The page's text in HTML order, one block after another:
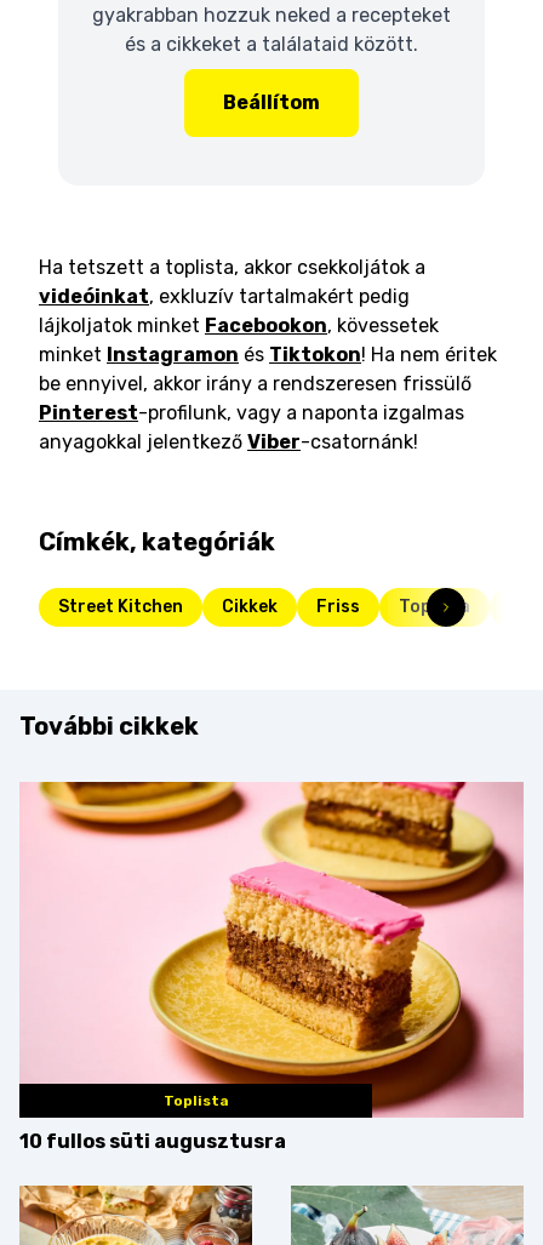
gyakrabban hozzuk neked a recepteket
és a cikkeket a találataid között.
Beállítom
Ha tetszett a toplista, akkor csekkoljátok a
videóinkat, exkluzív tartalmakért pedig
lájkoljatok minket Facebookon, kövessetek
minket Instagramon és Tiktokon! Ha nem éritek
be ennyivel, akkor irány a rendszeresen frissülő
Pinterest-profilunk, vagy a naponta izgalmas
anyagokkal jelentkező Viber-csatornánk!
Címkék, kategóriák
Street Kitchen Cikkek Friss Toplista
További cikkek
Toplista
10 fullos süti augusztusra